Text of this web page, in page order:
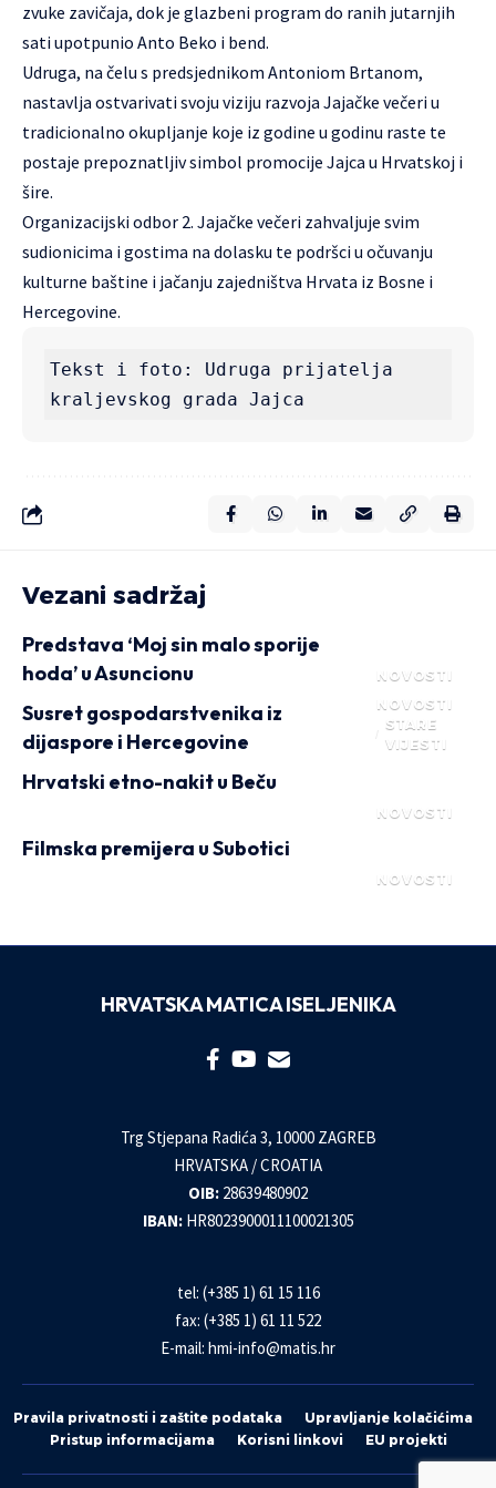
zvuke zavičaja, dok je glazbeni program do ranih jutarnjih
sati upotpunio Anto Beko i bend.
Udruga, na čelu s predsjednikom Antoniom Brtanom,
nastavlja ostvarivati svoju viziju razvoja Jajačke večeri u
tradicionalno okupljanje koje iz godine u godinu raste te
postaje prepoznatljiv simbol promocije Jajca u Hrvatskoj i
šire.
Organizacijski odbor 2. Jajačke večeri zahvaljuje svim
sudionicima i gostima na dolasku te podršci u očuvanju
kulturne baštine i jačanju zajedništva Hrvata iz Bosne i
Hercegovine.
Tekst i foto: Udruga prijatelja
kraljevskog grada Jajca
Vezani sadržaj
NOVOSTI
Predstava ‘Moj sin malo sporije
hoda’ u Asuncionu
NOVOSTI
STARE
VIJESTI
Susret gospodarstvenika iz
dijaspore i Hercegovine
NOVOSTI
Hrvatski etno-nakit u Beču
NOVOSTI
Filmska premijera u Subotici
HRVATSKA MATICA ISELJENIKA
Trg Stjepana Radića 3, 10000 ZAGREB
HRVATSKA / CROATIA
OIB: 28639480902
IBAN: HR8023900011100021305
tel: (+385 1) 61 15 116
fax: (+385 1) 61 11 522
E-mail: hmi-info@matis.hr
Pravila privatnosti i zaštite podataka
Upravljanje kolačićima
Pristup informacijama
Korisni linkovi EU projekti